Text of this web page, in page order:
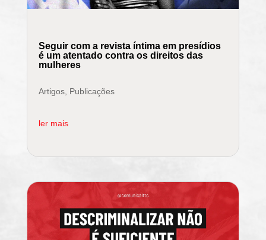
Seguir com a revista íntima em presídios
é um atentado contra os direitos das
mulheres
Artigos, Publicações
ler mais